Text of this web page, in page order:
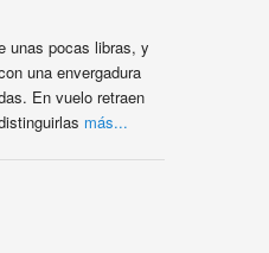
unas pocas libras, y
una envergadura
En vuelo retraen
más...